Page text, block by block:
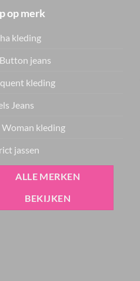
op merk
kleding
jeans
kleding
Jeans
kleding
jassen
ALLE MERKEN
BEKIJKEN